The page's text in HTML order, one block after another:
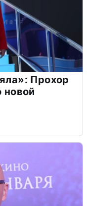
Прохор
новой